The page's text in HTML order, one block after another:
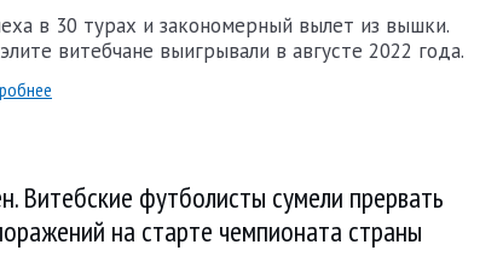
в 30 турах и закономерный вылет из вышки.
витебчане выигрывали в августе 2022 года.
Витебские футболисты сумели прервать
на старте чемпионата страны